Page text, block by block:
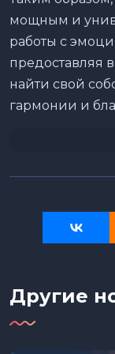
мощным и
работы с
предоставляя
найти свой
гармонии и
Другие